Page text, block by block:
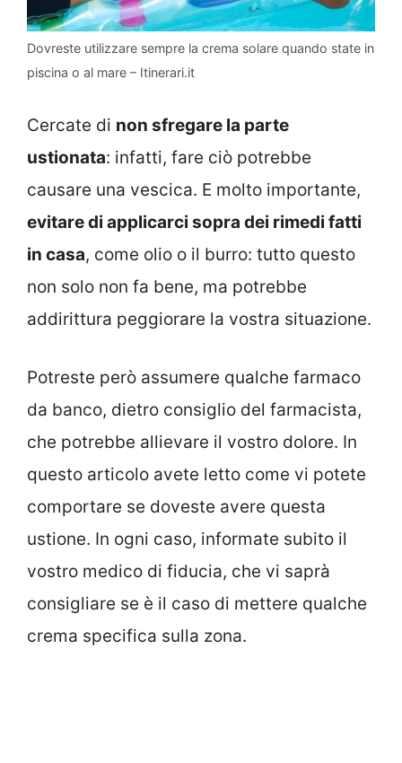
Dovreste utilizzare sempre la crema solare quando state in
piscina o al mare – Itinerari.it
Cercate di non sfregare la parte
ustionata: infatti, fare ciò potrebbe
causare una vescica. E molto importante,
evitare di applicarci sopra dei rimedi fatti
in casa, come olio o il burro: tutto questo
non solo non fa bene, ma potrebbe
addirittura peggiorare la vostra situazione.
Potreste però assumere qualche farmaco
da banco, dietro consiglio del farmacista,
che potrebbe allievare il vostro dolore. In
questo articolo avete letto come vi potete
comportare se doveste avere questa
ustione. In ogni caso, informate subito il
vostro medico di fiducia, che vi saprà
consigliare se è il caso di mettere qualche
crema specifica sulla zona.